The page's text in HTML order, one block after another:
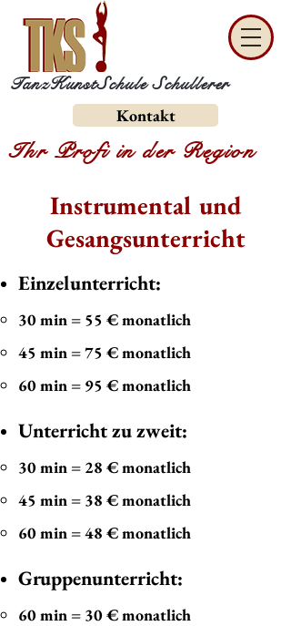
TanzKunstSchule Schullerer
Kontakt
Ihr Profi in der Region
Instrumental und
Gesangsunterricht
Einzelunterricht:
30 min = 55 € monatlich
45 min = 75 € monatlich
60 min = 95 € monatlich
Unterricht zu zweit:
30 min = 28 € monatlich
45 min = 38 € monatlich
60 min = 48 € monatlich
Gruppenunterricht:
60 min = 30 € monatlich